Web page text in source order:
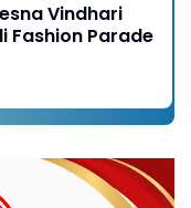
Vindhari
Fashion Parade